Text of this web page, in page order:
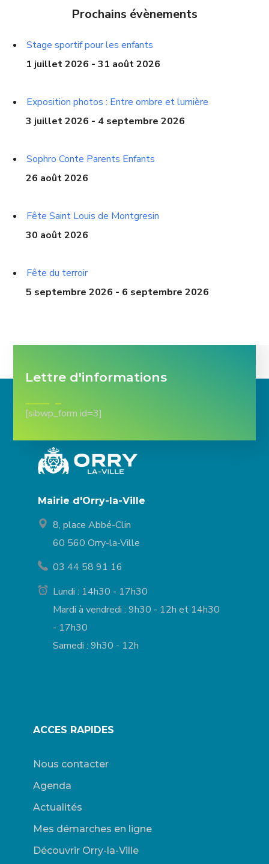
Prochains évènements
Stage sportif pour les enfants
1 juillet 2026 - 31 août 2026
Exposition photos : Entre ombre et lumière
3 juillet 2026 - 4 septembre 2026
Sophro Conte Parents Enfants
26 août 2026
Fête Saint Louis de Montgresin
30 août 2026
Fête du terroir
5 septembre 2026 - 6 septembre 2026
Lettre d'informations
[sibwp_form id=3]
Mairie d'Orry-la-Ville
8, place Abbé-Clin
60 560 Orry-la-Ville
03 44 58 91 16
Lundi : 14h30 - 17h30
Mardi à vendredi : 9h30 - 12h et 14h30
- 17h30
Samedi : 9h30 - 12h
ACCES RAPIDES
Nous contacter
Agenda
Actualités
Mes démarches en ligne
Découvrir Orry-la-Ville